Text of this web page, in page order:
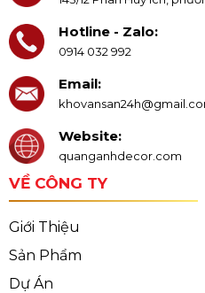
Hotline - Zalo:
0914 032 992
Email:
Website:
quanganhdecor.com
VỀ CÔNG TY
Giới Thiệu
Sản Phẩm
Dự Án